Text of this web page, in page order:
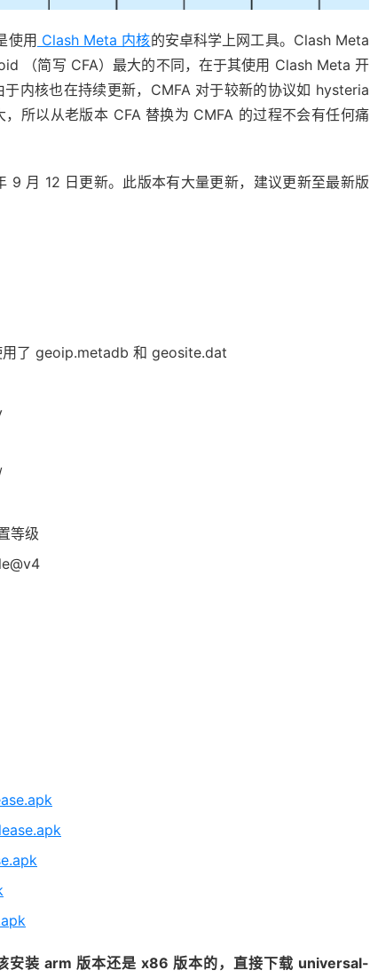
使用 Clash Meta 内核的安卓科学上网工具。Clash Meta
（简写 CFA）最大的不同，在于其使用 Clash Meta 开
内核也在持续更新，CMFA 对于较新的协议如 hysteria
所以从老版本 CFA 替换为 CMFA 的过程不会有任何痛
月 12 日更新。此版本有大量更新，建议更新至最新版
了 geoip.metadb 和 geosite.dat
等级
安装 arm 版本还是 x86 版本的，直接下载 universal-